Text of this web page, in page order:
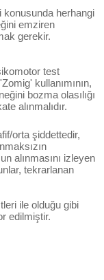
konusunda herhangi
emziren
gerekir.
test
kullanımının,
bozma olasılığı
alınmalıdır.
orta şiddettedir,
alınmasını izleyen
tekrarlanan
ile olduğu gibi
edilmiştir.